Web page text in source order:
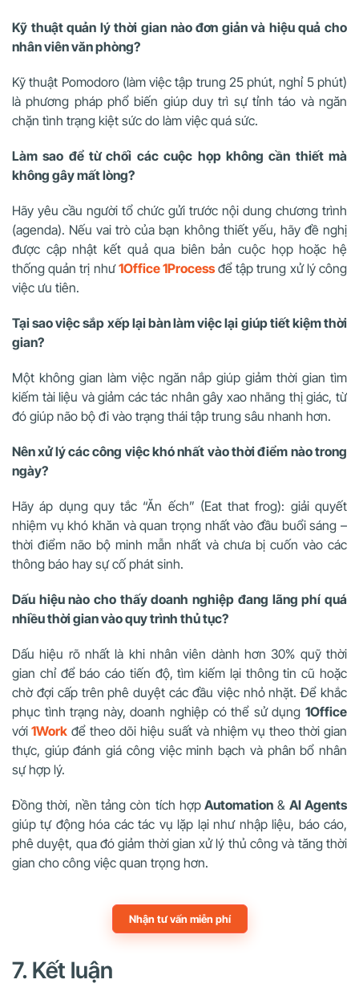
Kỹ thuật quản lý thời gian nào đơn giản và hiệu quả cho
nhân viên văn phòng?
Kỹ thuật Pomodoro (làm việc tập trung 25 phút, nghỉ 5 phút)
là phương pháp phổ biến giúp duy trì sự tỉnh táo và ngăn
chặn tình trạng kiệt sức do làm việc quá sức.
Làm sao để từ chối các cuộc họp không cần thiết mà
không gây mất lòng?
Hãy yêu cầu người tổ chức gửi trước nội dung chương trình
(agenda). Nếu vai trò của bạn không thiết yếu, hãy đề nghị
được cập nhật kết quả qua biên bản cuộc họp hoặc hệ
thống quản trị như1Office 1Processđể tập trung xử lý công
việc ưu tiên.
Tại sao việc sắp xếp lại bàn làm việc lại giúp tiết kiệm thời
gian?
Một không gian làm việc ngăn nắp giúp giảm thời gian tìm
kiếm tài liệu và giảm các tác nhân gây xao nhãng thị giác, từ
đó giúp não bộ đi vào trạng thái tập trung sâu nhanh hơn.
Nên xử lý các công việc khó nhất vào thời điểm nào trong
ngày?
Hãy áp dụng quy tắc “Ăn ếch” (Eat that frog): giải quyết
nhiệm vụ khó khăn và quan trọng nhất vào đầu buổi sáng –
thời điểm não bộ minh mẫn nhất và chưa bị cuốn vào các
thông báo hay sự cố phát sinh.
Dấu hiệu nào cho thấy doanh nghiệp đang lãng phí quá
nhiều thời gian vào quy trình thủ tục?
Dấu hiệu rõ nhất là khi nhân viên dành hơn 30% quỹ thời
gian chỉ để báo cáo tiến độ, tìm kiếm lại thông tin cũ hoặc
chờ đợi cấp trên phê duyệt các đầu việc nhỏ nhặt. Để khắc
phục tình trạng này, doanh nghiệp có thể sử dụng 1Office
với 1Work để theo dõi hiệu suất và nhiệm vụ theo thời gian
thực, giúp đánh giá công việc minh bạch và phân bổ nhân
sự hợp lý.
Đồng thời, nền tảng còn tích hợpAutomation & AI Agents
giúp tự động hóa các tác vụ lặp lại như nhập liệu, báo cáo,
phê duyệt, qua đó giảm thời gian xử lý thủ công và tăng thời
gian cho công việc quan trọng hơn.
Nhận tư vấn miễn phí
7. Kết luận